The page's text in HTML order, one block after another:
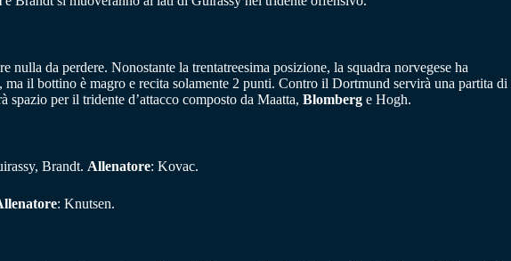
da perdere. Nonostante la trentatreesima posizione, la squadra norvegese ha
il bottino è magro e recita solamente 2 punti. Contro il Dortmund servirà una partita di
per il tridente d’attacco composto da Maatta, Blomberg e Hogh.
Brandt. Allenatore: Kovac.
: Knutsen.